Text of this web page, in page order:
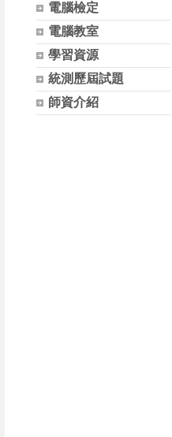
電腦檢定
電腦教室
學習資源
統測歷屆試題
師資介紹